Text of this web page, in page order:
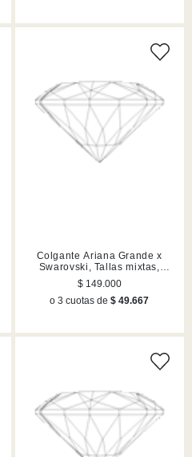
Colgante Ariana Grande x
Swarovski, Tallas mixtas,
Libélula, Lilas, Acabado en
rodio
$ 149.000
o 3 cuotas de$ 49.667